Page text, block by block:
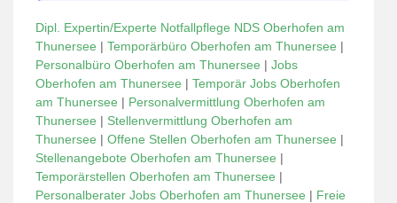
Dipl. Expertin/Experte Notfallpflege NDS Oberhofen am
Thunersee | Temporärbüro Oberhofen am Thunersee |
Personalbüro Oberhofen am Thunersee | Jobs
Oberhofen am Thunersee | Temporär Jobs Oberhofen
am Thunersee | Personalvermittlung Oberhofen am
Thunersee | Stellenvermittlung Oberhofen am
Thunersee | Offene Stellen Oberhofen am Thunersee |
Stellenangebote Oberhofen am Thunersee |
Temporärstellen Oberhofen am Thunersee |
Personalberater Jobs Oberhofen am Thunersee | Freie